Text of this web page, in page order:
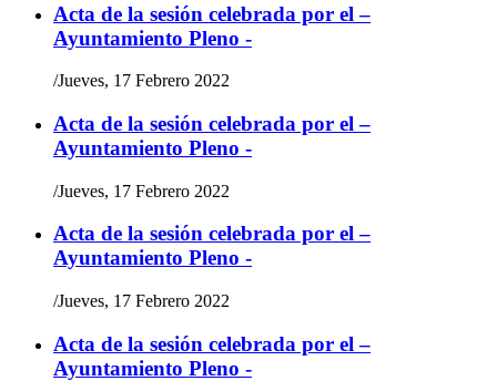
Acta de la sesión celebrada por el –
Ayuntamiento Pleno -
/Jueves, 17 Febrero 2022
Acta de la sesión celebrada por el –
Ayuntamiento Pleno -
/Jueves, 17 Febrero 2022
Acta de la sesión celebrada por el –
Ayuntamiento Pleno -
/Jueves, 17 Febrero 2022
Acta de la sesión celebrada por el –
Ayuntamiento Pleno -